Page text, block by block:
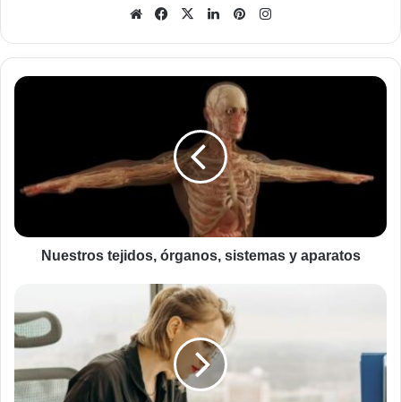
Sitio
Facebook
X LinkedInPinterest
Nuestros
aparatos
Nuestros tejidos, órganos, sistemas y aparatos
encriptar
tus
archivos
en
segundos